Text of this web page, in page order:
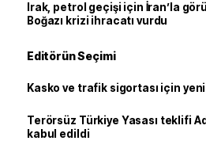
Irak, petrol geçişi için İran’la
Boğazı krizi ihracatı vurdu
Editörün Seçimi
Kasko ve trafik sigortası için
Terörsüz Türkiye Yasası teklifi
kabul edildi